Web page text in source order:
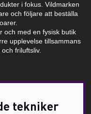
i fokus. Vildmarken
och följare att beställa
och med en fysisk butik
upplevelse tillsammans
friluftsliv.
din e-post!*
tekniker